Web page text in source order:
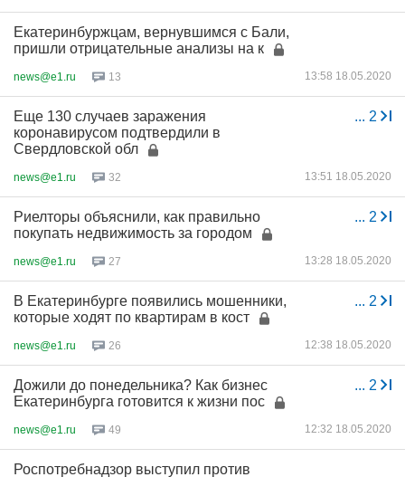
Екатеринбуржцам, вернувшимся с Бали,
пришли отрицательные анализы на к
news@e1.ru 13 13:58 18.05.2020
... 2
Еще 130 случаев заражения
коронавирусом подтвердили в
Свердловской обл
news@e1.ru 32 13:51 18.05.2020
... 2
Риелторы объяснили, как правильно
покупать недвижимость за городом
news@e1.ru 27 13:28 18.05.2020
... 2
В Екатеринбурге появились мошенники,
которые ходят по квартирам в кост
news@e1.ru 26 12:38 18.05.2020
... 2
Дожили до понедельника? Как бизнес
Екатеринбурга готовится к жизни пос
news@e1.ru 49 12:32 18.05.2020
Роспотребнадзор выступил против